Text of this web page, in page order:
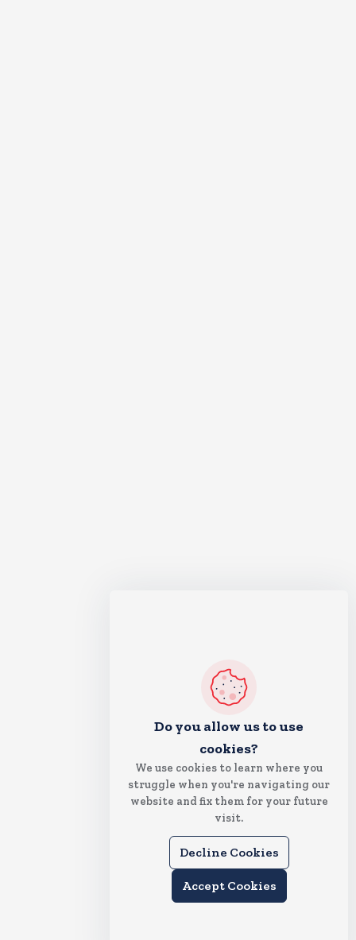
Do you allow us to use
cookies?
We use cookies to learn where you
struggle when you're navigating our
website and fix them for your future
visit.
Decline Cookies
Accept Cookies